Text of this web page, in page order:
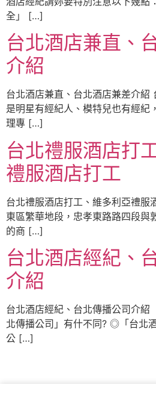
全」 […]
台北酒店兼直、
介紹
台北酒店兼直、台北酒店兼差介紹
是明星有經紀人、模特兒也有經紀
理專 […]
台北禮服酒店打
禮服酒店打工
台北禮服酒店打工、維多利亞禮服
東區繁華地段，忠孝東路路四段與
的商 […]
台北酒店經紀、
介紹
台北酒店經紀、台北傳播公司介紹
北傳播公司」有什不同? ◎「台北
公 […]